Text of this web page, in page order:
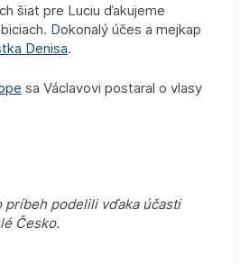
šiat pre Luciu ďakujeme
Dokonalý účes a mejkap
Denisa.
sa Václavovi postaral o vlasy
príbeh podelili vďaka účasti
Česko.